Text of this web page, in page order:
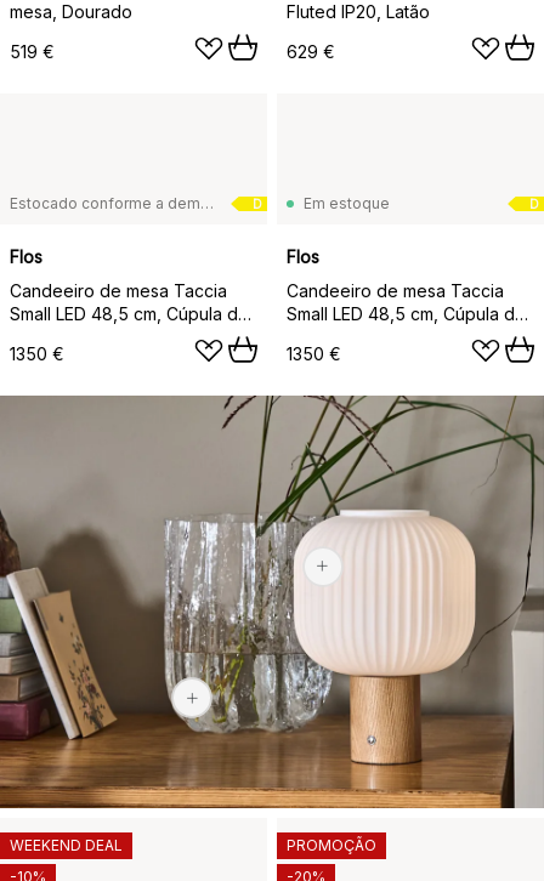
mesa, Dourado
519 €
Fluted IP20, Latão
629 €
D
Estocado conforme a demanda
Flos
Candeeiro de mesa Taccia
Small LED 48,5 cm, Cúpula de
1350 €
D
Em estoque
Flos
Candeeiro de mesa Taccia
Small LED 48,5 cm, Cúpula de
1350 €
94,40 €
379 €
WEEKEND DEAL
-10%
PROMOÇÃO
-20%